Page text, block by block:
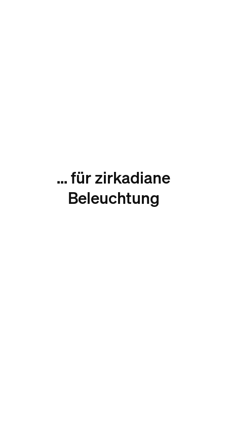
... für zirkadiane
Beleuchtung